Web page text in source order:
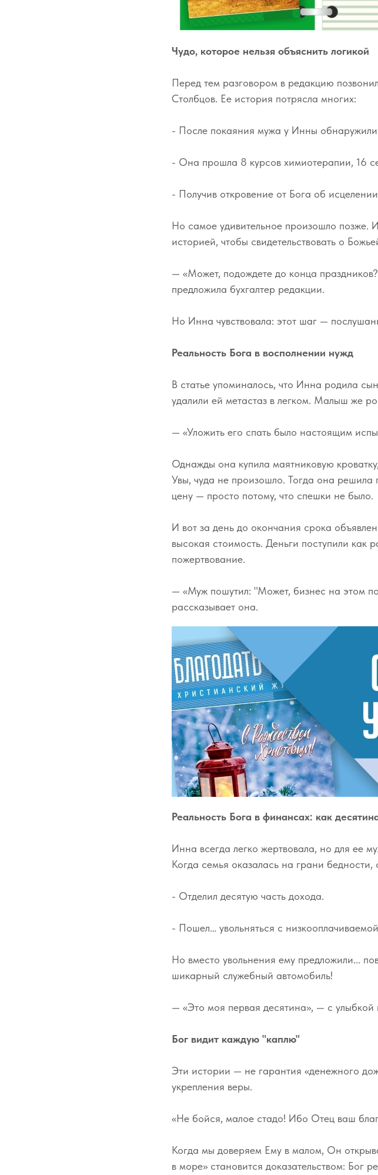
Чудо, которое нельзя объяснить логикой
Перед тем разговором в редакцию
Столбцов. Ее история потрясла многих:
- После покаяния мужа у Инны
- Она прошла 8 курсов химиотерапии, 16
- Получив откровение от Бога об
Но самое удивительное произошло позже.
историей, чтобы свидетельствовать о
— «Может, подождете до конца
предложила бухгалтер редакции.
Но Инна чувствовала: этот шаг —
Реальность Бога в восполнении нужд
В статье упоминалось, что Инна родила
удалили ей метастаз в легком. Малыш же
— «Уложить его спать было настоящим
Однажды она купила маятниковую
Увы, чуда не произошло. Тогда она решила
цену — просто потому, что спешки не было.
И вот за день до окончания срока
высокая стоимость. Деньги поступили как
пожертвование.
— «Муж пошутил: "Может, бизнес на этом
рассказывает она.
Реальность Бога в финансах: как
Инна всегда легко жертвовала, но для ее
Когда семья оказалась на грани
- Отделил десятую часть дохода.
- Пошел… увольняться с
Но вместо увольнения ему предложили...
шикарный служебный автомобиль!
— «Это моя первая десятина», — с
Бог видит каждую "каплю"
Эти истории — не гарантия «денежного
укрепления веры.
«Не бойся, малое стадо! Ибо Отец ваш
Когда мы доверяем Ему в малом, Он
в море» становится доказательством: Бог